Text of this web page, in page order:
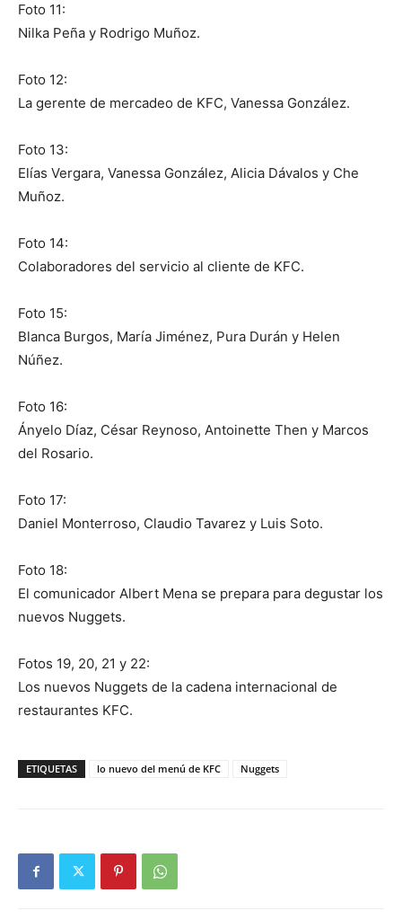
Foto 11:
Nilka Peña y Rodrigo Muñoz.
Foto 12:
La gerente de mercadeo de KFC, Vanessa González.
Foto 13:
Elías Vergara, Vanessa González, Alicia Dávalos y Che
Muñoz.
Foto 14:
Colaboradores del servicio al cliente de KFC.
Foto 15:
Blanca Burgos, María Jiménez, Pura Durán y Helen
Núñez.
Foto 16:
Ányelo Díaz, César Reynoso, Antoinette Then y Marcos
del Rosario.
Foto 17:
Daniel Monterroso, Claudio Tavarez y Luis Soto.
Foto 18:
El comunicador Albert Mena se prepara para degustar los
nuevos Nuggets.
Fotos 19, 20, 21 y 22:
Los nuevos Nuggets de la cadena internacional de
restaurantes KFC.
ETIQUETAS lo nuevo del menú de KFC Nuggets